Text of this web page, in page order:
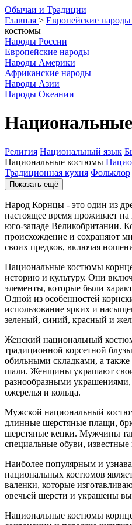
Обычаи и Традиции
Главная > Европейские народы
костюмы
Народы России
Европейские народы
Народы Америки
Африканские народы
Народы Азии
Народы Океании
Религия Национальный язык
Национальные костюмы
Традиционная кухня Фольклор
Показать ещё
Народ Корнцы - это один из
настоящее время проживает
юго-западе Великобритании.
происхождение и сохраняют
своих предков, включая
Национальные костюмы
историю и культуру. Они
элементы, которые были
Одной из особенностей
использование ярких и
зеленый, синий, красный и
Женский национальный
традиционной корсетной
обильными складками, а
шали. Женщины украшают
разнообразными
ожерелья и кольца.
Мужской национальный
длинные шерстяные плащи,
шерстяные кепки. Мужчины
специальные обуви,
Наиболее популярным и
национальных костюмов
валенки, которые
овечьей шерсти и украшены
Национальные костюмы